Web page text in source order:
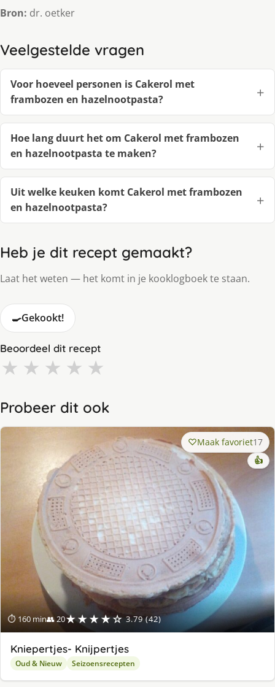
Bron: dr. oetker
Veelgestelde vragen
Voor hoeveel personen is Cakerol met
frambozen en hazelnootpasta?
Hoe lang duurt het om Cakerol met frambozen
en hazelnootpasta te maken?
Uit welke keuken komt Cakerol met frambozen
en hazelnootpasta?
Heb je dit recept gemaakt?
Laat het weten — het komt in je kooklogboek te staan.
🍳Gekookt!
Beoordeel dit recept
★ ★ ★ ★ ★
Probeer dit ook
⏱ 160 min👥 20★★★★☆ 3.79 (42)
Maak favoriet17
👍
Kniepertjes- Knijpertjes
Oud & Nieuw Seizoensrecepten